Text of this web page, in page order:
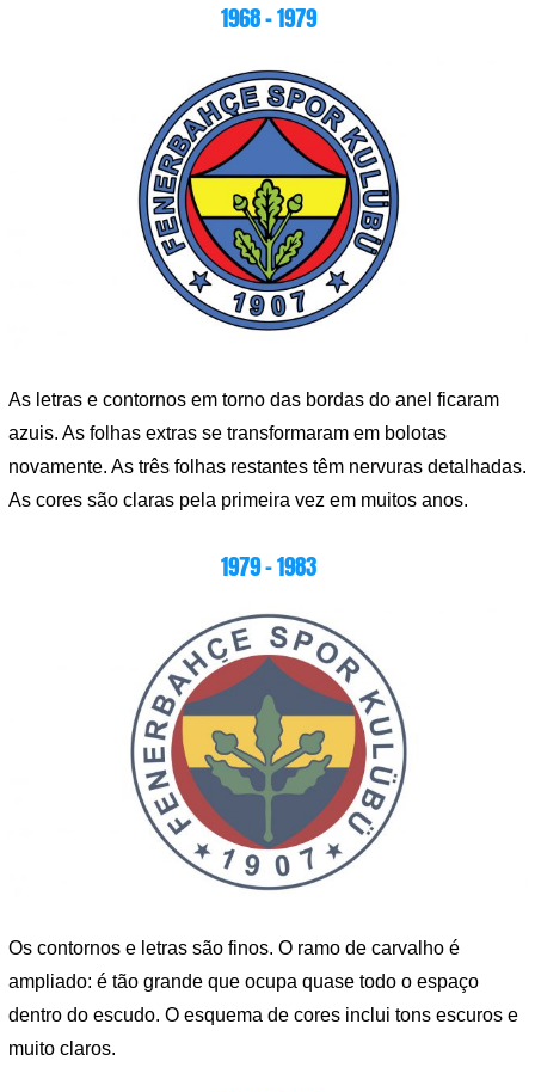
1968 – 1979
As letras e contornos em torno das bordas do anel ficaram
azuis. As folhas extras se transformaram em bolotas
novamente. As três folhas restantes têm nervuras detalhadas.
As cores são claras pela primeira vez em muitos anos.
1979 – 1983
Os contornos e letras são finos. O ramo de carvalho é
ampliado: é tão grande que ocupa quase todo o espaço
dentro do escudo. O esquema de cores inclui tons escuros e
muito claros.